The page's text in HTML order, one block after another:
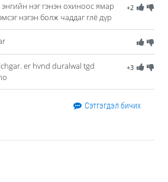
+2
энгийн нэг гэнэн охиноос ямар
нэгэн болж чаддаг глё дүр
+3
er hvnd duralwal tgd
Сэтгэгдэл бичих